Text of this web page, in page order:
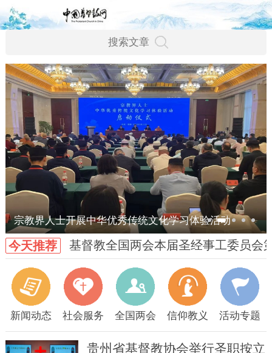
宗教界人士开展中华优秀传统文化学习体验活动
今天推荐 基督教全国两会本届圣经事工委员会
新闻动态 社会服务 全国两会 信仰教义 活动专题
贵州省基督教协会举行圣职按立